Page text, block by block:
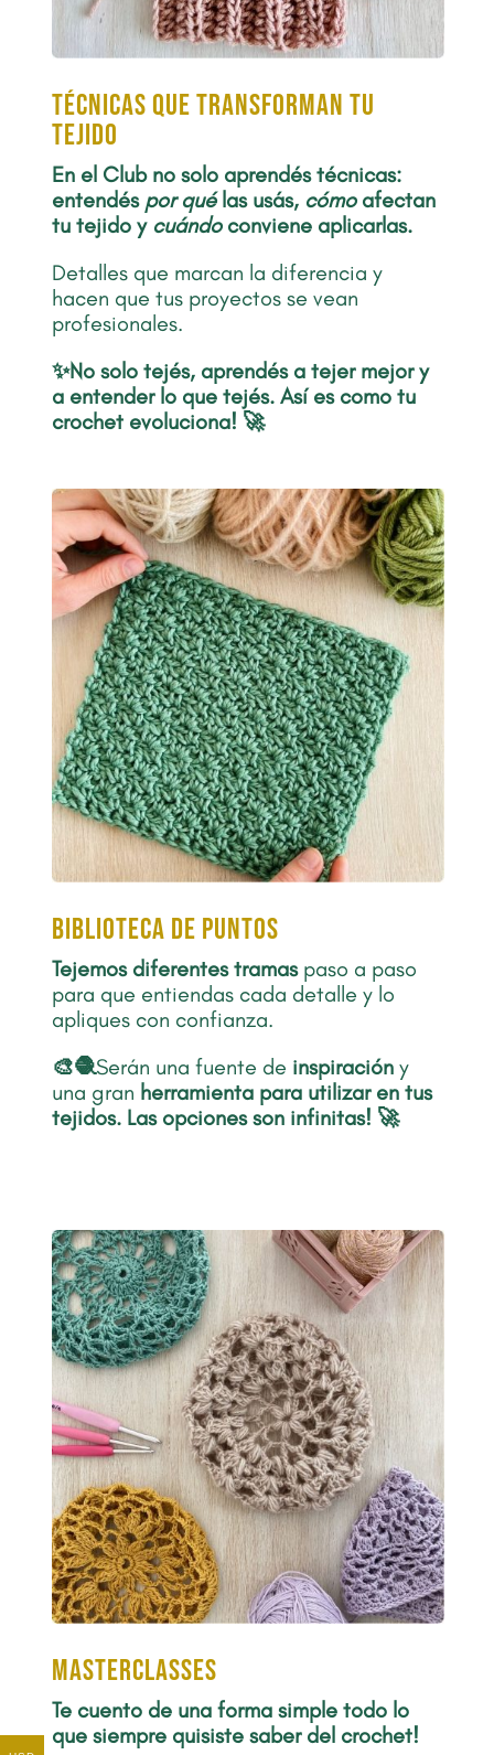
Técnicas que transforman tu
tejido
En el Club no solo aprendés técnicas:
entendés por quélas usás, cómoafectan
tu tejido y cuándoconviene aplicarlas.
Detalles que marcan la diferencia y
hacen que tus proyectos se vean
profesionales.
✨No solo tejés, aprendés a tejer mejor y
a entender lo que tejés. Así es comotu
crochet evoluciona! 🚀
biblioteca de puntos
Tejemos diferentes tramas paso a paso
para que entiendas cada detalle y lo
apliques con confianza.
🎨🧶Serán una fuente de inspiracióny
una gran herramienta para utilizar en tus
tejidos. Las opciones son infinitas! 🚀
Masterclasses
Te cuento de una forma simple todo lo
que siempre quisiste saber del crochet!